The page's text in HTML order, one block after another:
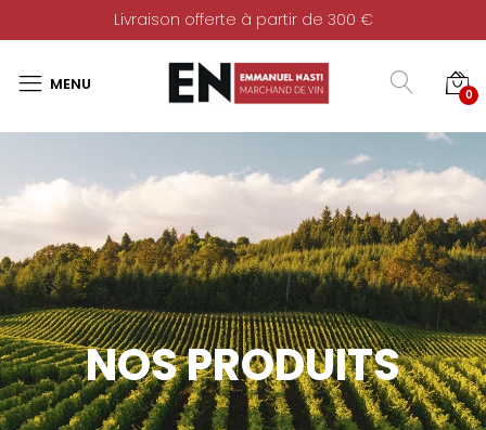
Livraison offerte à partir de 300 €
0
NOS PRODUITS